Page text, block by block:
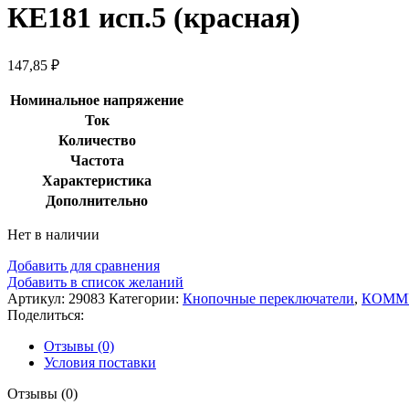
КЕ181 исп.5 (красная)
147,85 ₽
Номинальное напряжение
Ток
Количество
Частота
Характеристика
Дополнительно
Нет в наличии
Добавить для сравнения
Добавить в список желаний
Артикул: 29083 Категории: Кнопочные переключатели,
Поделиться:
Отзывы (0)
Условия поставки
Отзывы (0)